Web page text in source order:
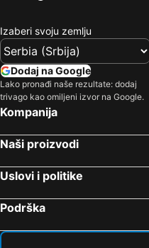
Izaberi svoju zemlju
Dodaj na Google
Lako pronađi naše rezultate: dodaj
trivago kao omiljeni izvor na Google.
Kompanija
Naši proizvodi
Uslovi i politike
Podrška